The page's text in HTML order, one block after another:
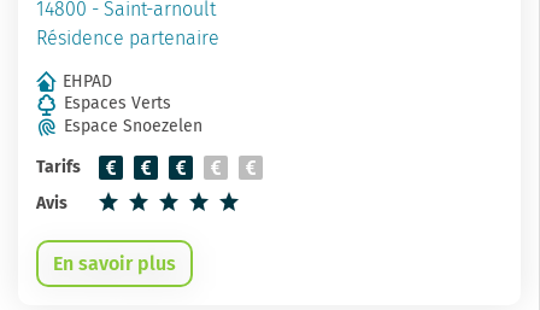
14800 - Saint-arnoult
Résidence partenaire
EHPAD
Espaces Verts
Espace Snoezelen
Tarifs
Avis
En savoir plus